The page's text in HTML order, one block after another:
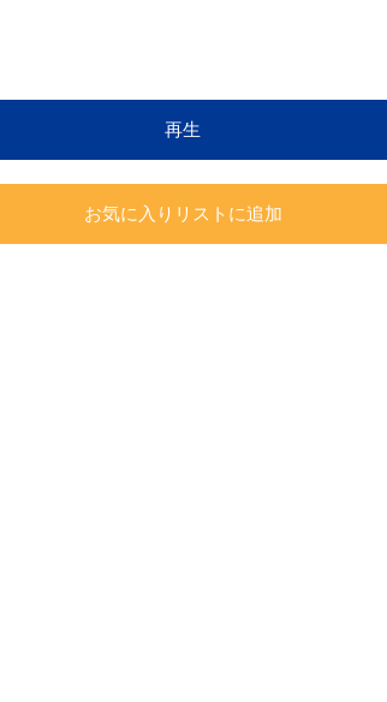
再生
お気に入りリストに追加